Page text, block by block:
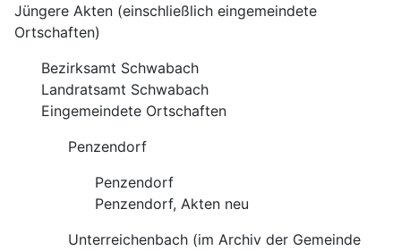
Jüngere Akten (einschließlich eingemeindete
Ortschaften)
Bezirksamt Schwabach
Landratsamt Schwabach
Eingemeindete Ortschaften
Penzendorf
Penzendorf
Penzendorf, Akten neu
Unterreichenbach (im Archiv der Gemeinde